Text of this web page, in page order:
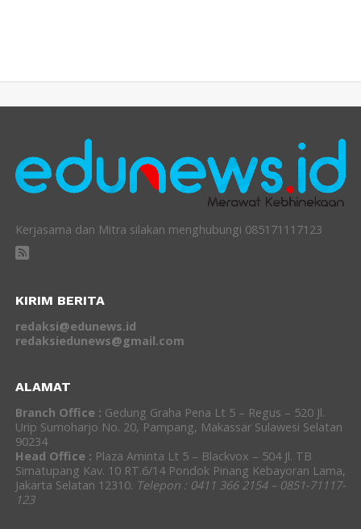
Kerjasama dan Mitra silakan menghubungi 085171117123
KIRIM BERITA
redaksi@edunews.id
redaksiedunews@gmail.com
ALAMAT
Branch Office : Gedung Graha Pena Lt 5 – Regus – 520 Jl.
Urip Sumoharjo No. 20, Pampang, Makassar Sulawesi Selatan
90234
Head Office : Plaza Aminta Lt 5 – Blackvox – 504 Jl. TB
Simatupang Kav. 10 RT.6/14 Pondok Pinang Kebayoran Lama,
Jakarta Selatan 12310. Telepon : 0411 366 2154 – 0851-71117-
123